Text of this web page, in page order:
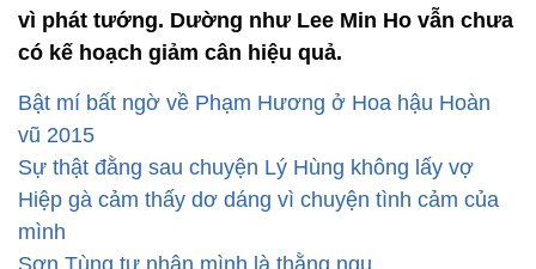
vì phát tướng. Dường như Lee Min Ho vẫn chưa
có kế hoạch giảm cân hiệu quả.
Bật mí bất ngờ về Phạm Hương ở Hoa hậu Hoàn
vũ 2015
Sự thật đằng sau chuyện Lý Hùng không lấy vợ
Hiệp gà cảm thấy dơ dáng vì chuyện tình cảm của
mình
Sơn Tùng tự nhận mình là thằng ngu